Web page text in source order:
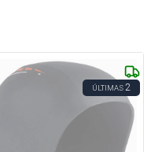
ÚLTIMAS2